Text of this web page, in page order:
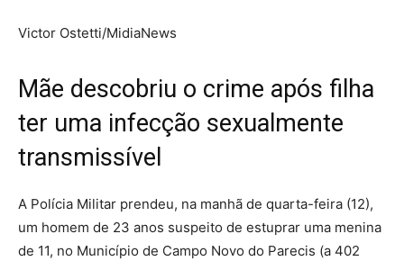
Victor Ostetti/MidiaNews
Mãe descobriu o crime após filha
ter uma infecção sexualmente
transmissível
A Polícia Militar prendeu, na manhã de quarta-feira (12),
um homem de 23 anos suspeito de estuprar uma menina
de 11, no Município de Campo Novo do Parecis (a 402